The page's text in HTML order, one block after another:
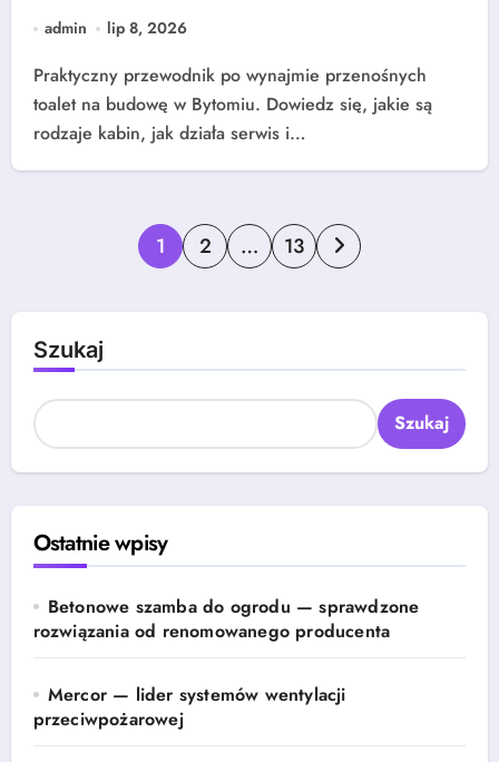
admin lip 8, 2026
Praktyczny przewodnik po wynajmie przenośnych
toalet na budowę w Bytomiu. Dowiedz się, jakie są
rodzaje kabin, jak działa serwis i…
Stronicowanie
1 2 … 13
Szukaj
Szukaj
Ostatnie wpisy
Betonowe szamba do ogrodu — sprawdzone
rozwiązania od renomowanego producenta
Mercor — lider systemów wentylacji
przeciwpożarowej